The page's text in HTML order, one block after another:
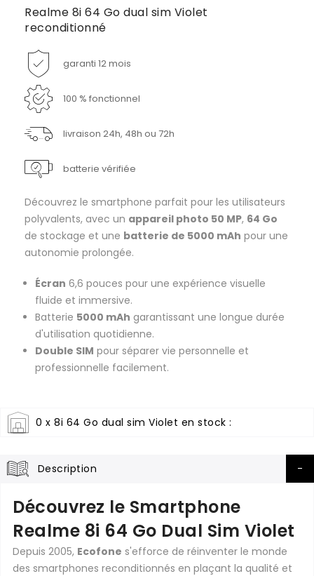
Realme 8i 64 Go dual sim Violet
reconditionné
garanti 12 mois
100 % fonctionnel
livraison 24h, 48h ou 72h
batterie vérifiée
Découvrez le smartphone parfait pour les utilisateurs
polyvalents, avec un appareil photo 50 MP, 64 Go
de stockage et une batterie de 5000 mAh pour une
autonomie prolongée.
Écran 6,6 pouces pour une expérience visuelle
fluide et immersive.
Batterie 5000 mAh garantissant une longue durée
d'utilisation quotidienne.
Double SIM pour séparer vie personnelle et
professionnelle facilement.
0 x 8i 64 Go dual sim Violet en stock :
Description
Découvrez le Smartphone
Realme 8i 64 Go Dual Sim Violet
Depuis 2005, Ecofone s'efforce de réinventer le monde
des smartphones reconditionnés en plaçant la qualité et